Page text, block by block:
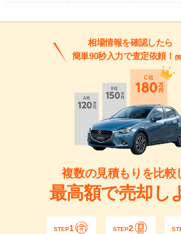
相場情報を確認したら
簡単90秒入力で査定依頼！ (
複数の見積もりを比較
最高額で売却し
STEP1 STEP2